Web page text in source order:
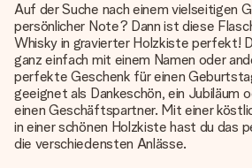
Auf der Suche nach einem vielseitigen
persönlicher Note? Dann ist diese
Whisky in gravierter Holzkiste perfekt!
ganz einfach mit einem Namen oder
perfekte Geschenk für einen
geeignet als Dankeschön, ein Jubiläum
einen Geschäftspartner. Mit einer
in einer schönen Holzkiste hast du das
die verschiedensten Anlässe.